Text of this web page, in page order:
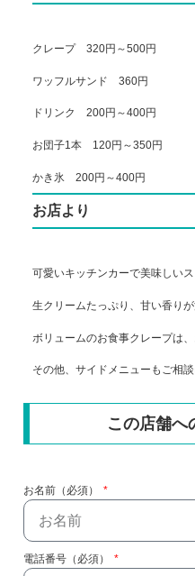
クレープ 320円～500円
ワッフルサンド 360円
ドリンク 200円～400円
お団子1本 120円～350円
かき氷 200円～400円
お店より
可愛いキッチンカーで美味しい
生クリームたっぷり、甘い香り
ボリュームのお食事クレープは
その他、サイドメニューもご相談
この店舗へ
お名前（必須）
電話番号（必須）